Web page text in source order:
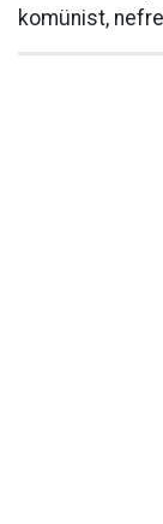
komünist,